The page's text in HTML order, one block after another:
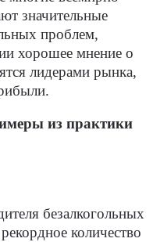
значительные
проблем,
хорошее мнение о
лидерами рынка,
из практики
безалкогольных
количество